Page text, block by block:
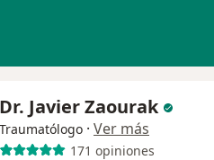
Dr. Javier Zaourak
Traumatólogo · Ver más
171 opiniones